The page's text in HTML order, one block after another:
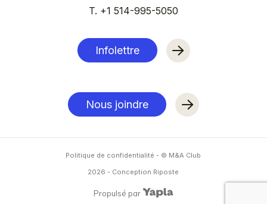
T. +1 514-995-5050
Infolettre
Nous joindre
Politique de confidentialité - © M&A Club
2026 - Conception Riposte
Propulsé par